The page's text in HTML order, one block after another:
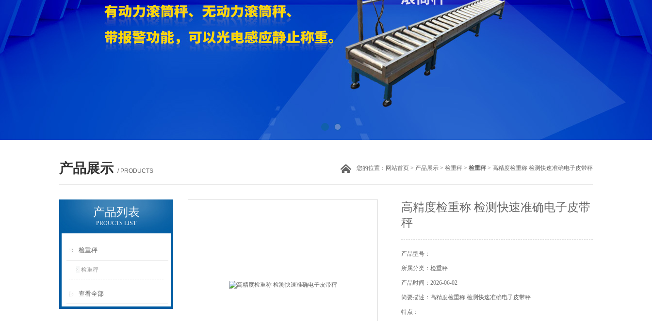
产品展示 / PRODUCTS 您的位置： 网站首页 > 产品展示 > 检重秤 > 检重秤> 高精度检重称 检测快速准确电子皮带秤
产品列表
PROUCTS LIST
检重秤
检重秤
查看全部
高精度检重称 检测快速准确电子皮带
秤
产品型号：
所属分类：检重秤
产品时间：2026-06-02
简要描述：高精度检重称 检测快速准确电子皮带秤
特点：